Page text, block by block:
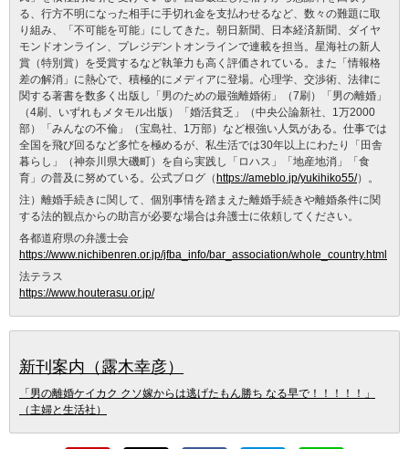
る、行方不明になった相手に手切れ金を支払わせるなど、数々の難題に取
り組み、「不可能を可能」にしてきた。朝日新聞、日本経済新聞、ダイヤ
モンドオンライン、プレジデントオンラインで連載を担当。星海社の新人
賞（特別賞）を受賞するなど執筆力も高く評価されている。また「情報格
差の解消」に熱心で、積極的にメディアに登場。心理学、交渉術、法律に
関する著書を数多く出版し「男のための最強離婚術」（7刷）「男の離婚」
（4刷、いずれもメタモル出版）「婚活貧乏」（中央公論新社、1万2000
部）「みんなの不倫」（宝島社、1万部）など根強い人気がある。仕事では
全国を飛び回るなど多忙を極めるが、私生活では30年以上にわたり「田舎
暮らし」（神奈川県大磯町）を自ら実践し「ロハス」「地産地消」「食
育」の普及に努めている。公式ブログ（https://ameblo.jp/yukihiko55/）。
注）離婚手続きに関して、個別事情を踏まえた離婚手続きや離婚条件に関
する法的観点からの助言が必要な場合は弁護士に依頼してください。
各都道府県の弁護士会
https://www.nichibenren.or.jp/jfba_info/bar_association/whole_country.html
法テラス
https://www.houterasu.or.jp/
新刊案内（露木幸彦）
「男の離婚ケイカク クソ嫁からは逃げたもん勝ち なる早で！！！！！」
（主婦と生活社）